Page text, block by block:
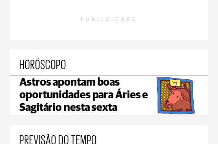
PUBLICIDADE
HORÓSCOPO
Astros apontam boas
oportunidades para Áries e
Sagitário nesta sexta
PREVISÃO DO TEMPO